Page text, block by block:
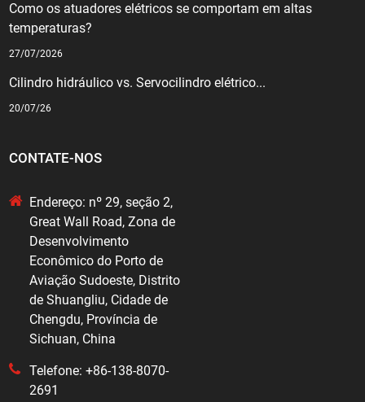
Como os atuadores elétricos se comportam em altas
temperaturas?
27/07/2026
Cilindro hidráulico vs. Servocilindro elétrico...
20/07/26
CONTATE-NOS
Endereço: nº 29, seção 2,
Great Wall Road, Zona de
Desenvolvimento
Econômico do Porto de
Aviação Sudoeste, Distrito
de Shuangliu, Cidade de
Chengdu, Província de
Sichuan, China
Telefone: +86-138-8070-
2691